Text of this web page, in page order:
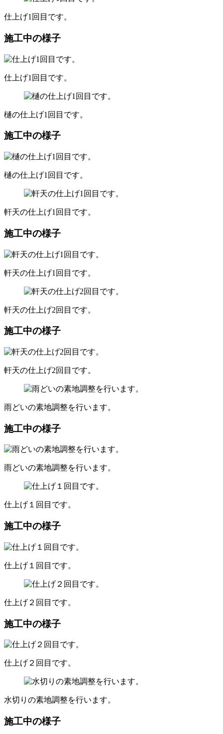
仕上げ1回目です。
施工中の様子
仕上げ1回目です。
樋の仕上げ1回目です。
施工中の様子
樋の仕上げ1回目です。
軒天の仕上げ1回目です。
施工中の様子
軒天の仕上げ1回目です。
軒天の仕上げ2回目です。
施工中の様子
軒天の仕上げ2回目です。
雨どいの素地調整を行います。
施工中の様子
雨どいの素地調整を行います。
仕上げ１回目です。
施工中の様子
仕上げ１回目です。
仕上げ２回目です。
施工中の様子
仕上げ２回目です。
水切りの素地調整を行います。
施工中の様子